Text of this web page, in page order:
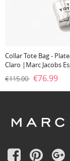
Collar Tote Bag -
Claro |Marc Jacobs
€115.00 €76.99